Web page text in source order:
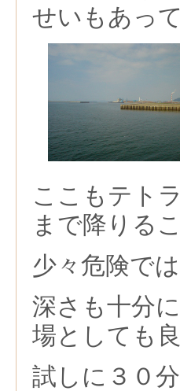
せいもあっ
ここもテト
まで降りる
少々危険で
深さも十分
場としても
試しに３０